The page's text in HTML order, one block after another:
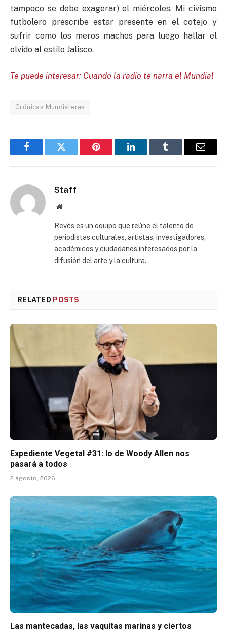
tampoco se debe exagerar) el miércoles. Mi civismo
futbolero prescribe estar presente en el cotejo y
sufrir como los meros machos para luego hallar el
olvido al estilo Jalisco.
Te puede interesar: Cuando la radio te narra el Mundial
Crónicas Mundialeras
FacebookTwitter Pinterest LinkedInTumblr Email
Staff
Website
Revés es un equipo que reúne el talento de
periodistas culturales, artistas, investigadores,
académicos y ciudadanos interesados por la
difusión del arte y la cultura.
RELATED POSTS
Expediente Vegetal #31: lo de Woody Allen nos
pasará a todos
2 agosto, 2026
Las mantecadas, las vaquitas marinas y ciertos